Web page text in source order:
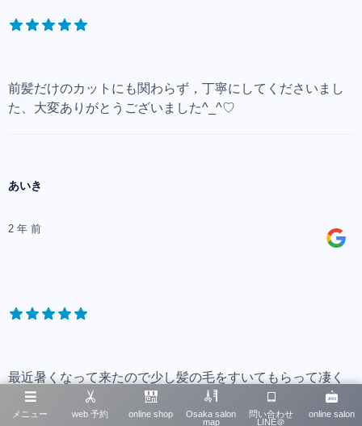
前髪だけのカットにも関わらず，丁寧にしてくださいまし
た、大変ありがとうございました^_^♡
あいき
2 年 前
最近暑くなって来たので少し髪の毛をすいてもらって凄く
すっきりしました
凄く手際よく進めてくれたのでよかったです
メニュー web 予約 online shop
Osaka salon
map
問い合わせ
LINE＠
online salon